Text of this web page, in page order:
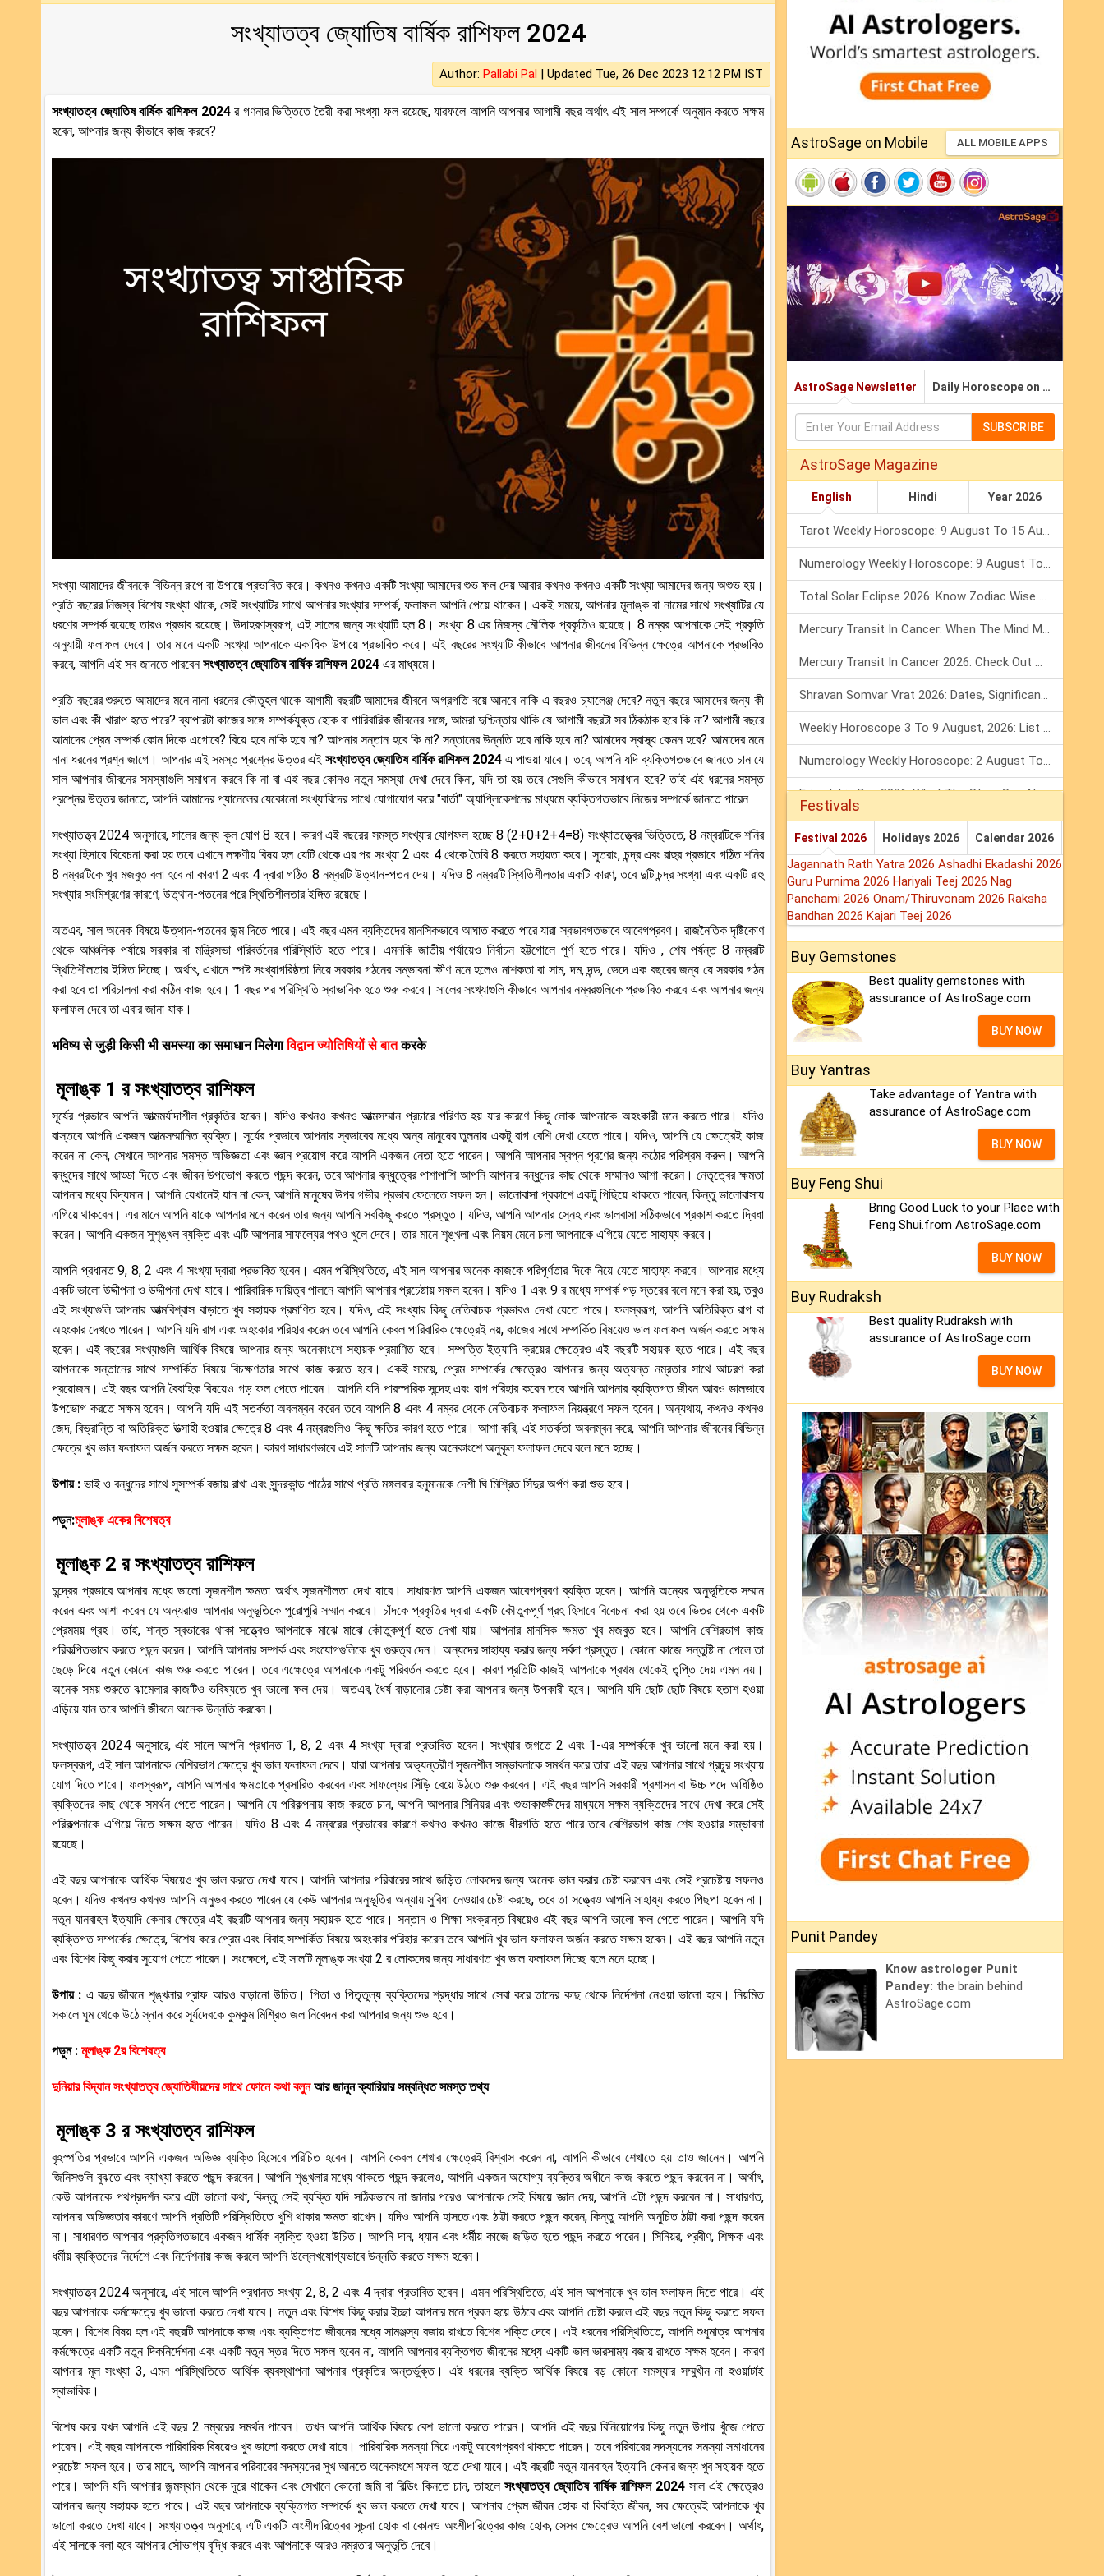
সংখ্যাতত্ব জ্যোতিষ বার্ষিক রাশিফল 2024
Author: Pallabi Pal | Updated Tue, 26 Dec 2023 12:12 PM IST
সংখ্যাতত্ব জ্যোতিষ বার্ষিক রাশিফল 2024র গণনার ভিত্তিতে তৈরী করা সংখ্যা ফল রয়েছে, যারফলে আপনি আপনার আগামী বছর অর্থাৎ এই সাল সম্পর্কে অনুমান করতে সক্ষম
হবেন, আপনার জন্য কীভাবে কাজ করবে?
সংখ্যা আমাদের জীবনকে বিভিন্ন রূপে বা উপায়ে প্রভাবিত করে। কখনও কখনও একটি সংখ্যা আমাদের শুভ ফল দেয় আবার কখনও কখনও একটি সংখ্যা আমাদের জন্য অশুভ হয়।
প্রতি বছরের নিজস্ব বিশেষ সংখ্যা থাকে, সেই সংখ্যাটির সাথে আপনার সংখ্যার সম্পর্ক, ফলাফল আপনি পেয়ে থাকেন। একই সময়ে, আপনার মূলাঙ্ক বা নামের সাথে সংখ্যাটির যে
ধরণের সম্পর্ক রয়েছে তারও প্রভাব রয়েছে। উদাহরণস্বরূপ, এই সালের জন্য সংখ্যাটি হল 8। সংখ্যা 8 এর নিজস্ব মৌলিক প্রকৃতিও রয়েছে। 8 নম্বর আপনাকে সেই প্রকৃতি
অনুযায়ী ফলাফল দেবে। তার মানে একটি সংখ্যা আপনাকে একাধিক উপায়ে প্রভাবিত করে। এই বছরের সংখ্যাটি কীভাবে আপনার জীবনের বিভিন্ন ক্ষেত্রে আপনাকে প্রভাবিত
করবে, আপনি এই সব জানতে পারবেনসংখ্যাতত্ব জ্যোতিষ বার্ষিক রাশিফল 2024 এর মাধ্যমে।
প্রতি বছরের শুরুতে আমাদের মনে নানা ধরনের কৌতূহল থাকে আগামী বছরটি আমাদের জীবনে অগ্রগতি বয়ে আনবে নাকি এ বছরও চ্যালেঞ্জ দেবে? নতুন বছরে আমাদের জন্য কী
ভাল এবং কী খারাপ হতে পারে? ব্যাপারটা কাজের সঙ্গে সম্পর্কযুক্ত হোক বা পারিবারিক জীবনের সঙ্গে, আমরা দুশ্চিন্তায় থাকি যে আগামী বছরটা সব ঠিকঠাক হবে কি না? আগামী বছরে
আমাদের প্রেম সম্পর্ক কোন দিকে এগোবে? বিয়ে হবে নাকি হবে না? আপনার সন্তান হবে কি না? সন্তানের উন্নতি হবে নাকি হবে না? আমাদের স্বাস্থ্য কেমন হবে? আমাদের মনে
নানা ধরনের প্রশ্ন জাগে। আপনার এই সমস্ত প্রশ্নের উত্তর এই সংখ্যাতত্ব জ্যোতিষ বার্ষিক রাশিফল 2024 এ পাওয়া যাবে। তবে, আপনি যদি ব্যক্তিগতভাবে জানতে চান যে
সাল আপনার জীবনের সমস্যাগুলি সমাধান করবে কি না বা এই বছর কোনও নতুন সমস্যা দেখা দেবে কিনা, যদি তা হয় তবে সেগুলি কীভাবে সমাধান হবে? তাই এই ধরনের সমস্ত
প্রশ্নের উত্তর জানতে, আপনি আমাদের প্যানেলের যেকোনো সংখ্যাবিদের সাথে যোগাযোগ করে "বার্তা" অ্যাপ্লিকেশনের মাধ্যমে ব্যক্তিগতভাবে নিজের সম্পর্কে জানতে পারেন
সংখ্যাতত্ত্ব 2024 অনুসারে, সালের জন্য কূল যোগ 8 হবে। কারণ এই বছরের সমস্ত সংখ্যার যোগফল হচ্ছে 8 (2+0+2+4=8) সংখ্যাতত্ত্বের ভিত্তিতে, 8 নম্বরটিকে শনির
সংখ্যা হিসাবে বিবেচনা করা হয় তবে এখানে লক্ষণীয় বিষয় হল যেটি থেকে এর পর সংখ্যা 2 এবং 4 থেকে তৈরি 8 করতে সহায়তা করে। সুতরাং, চন্দ্র এবং রাহুর প্রভাবে গঠিত শনির
8 নম্বরটিকে খুব মজবুত বলা হবে না কারণ 2 এবং 4 দ্বারা গঠিত 8 নম্বরটি উত্থান-পতন দেয়। যদিও 8 নম্বরটি স্থিতিশীলতার একটি কারণ, তবে দুটি চন্দ্র সংখ্যা এবং একটি রাহু
সংখ্যার সংমিশ্রণের কারণে, উত্থান-পতনের পরে স্থিতিশীলতার ইঙ্গিত রয়েছে।
অতএব, সাল অনেক বিষয়ে উত্থান-পতনের জন্ম দিতে পারে। এই বছর এমন ব্যক্তিদের মানসিকভাবে আঘাত করতে পারে যারা স্বভাবগতভাবে আবেগপ্রবণ। রাজনৈতিক দৃষ্টিকোণ
থেকে আঞ্চলিক পর্যায়ে সরকার বা মন্ত্রিসভা পরিবর্তনের পরিস্থিতি হতে পারে। এমনকি জাতীয় পর্যায়েও নির্বাচন হট্টগোলে পূর্ণ হতে পারে। যদিও , শেষ পর্যন্ত 8 নম্বরটি
স্থিতিশীলতার ইঙ্গিত দিচ্ছে। অর্থাৎ, এখানে স্পষ্ট সংখ্যাগরিষ্ঠতা নিয়ে সরকার গঠনের সম্ভাবনা ক্ষীণ মনে হলেও নাশকতা বা সাম, দম, দন্ড, ভেদে এক বছরের জন্য যে সরকার গঠন
করা হবে তা পরিচালনা করা কঠিন কাজ হবে। 1 বছর পর পরিস্থিতি স্বাভাবিক হতে শুরু করবে। সালের সংখ্যাগুলি কীভাবে আপনার নম্বরগুলিকে প্রভাবিত করবে এবং আপনার জন্য
ফলাফল দেবে তা এবার জানা যাক।
भविष्य से जुड़ी किसी भी समस्या का समाधान मिलेगाविद्वान ज्योतिषियों से बातकरके
মূলাঙ্ক 1 রসংখ্যাতত্ব রাশিফল
সূর্যের প্রভাবে আপনি আত্মমর্যাদাশীল প্রকৃতির হবেন। যদিও কখনও কখনও আত্মসম্মান প্রচারে পরিণত হয় যার কারণে কিছু লোক আপনাকে অহংকারী মনে করতে পারে। যদিও
বাস্তবে আপনি একজন আত্মসম্মানিত ব্যক্তি। সূর্যের প্রভাবে আপনার স্বভাবের মধ্যে অন্য মানুষের তুলনায় একটু রাগ বেশি দেখা যেতে পারে। যদিও, আপনি যে ক্ষেত্রেই কাজ
করেন না কেন, সেখানে আপনার সমস্ত অভিজ্ঞতা এবং জ্ঞান প্রয়োগ করে আপনি একজন নেতা হতে পারেন। আপনি আপনার স্বপ্ন পূরণের জন্য কঠোর পরিশ্রম করুন। আপনি
বন্ধুদের সাথে আড্ডা দিতে এবং জীবন উপভোগ করতে পছন্দ করেন, তবে আপনার বন্ধুত্বের পাশাপাশি আপনি আপনার বন্ধুদের কাছ থেকে সম্মানও আশা করেন। নেতৃত্বের ক্ষমতা
আপনার মধ্যে বিদ্যমান। আপনি যেখানেই যান না কেন, আপনি মানুষের উপর গভীর প্রভাব ফেলেতে সফল হন। ভালোবাসা প্রকাশে একটু পিছিয়ে থাকতে পারেন, কিন্তু ভালোবাসায়
এগিয়ে থাকবেন। এর মানে আপনি যাকে আপনার মনে করেন তার জন্য আপনি সবকিছু করতে প্রস্তুত। যদিও, আপনি আপনার স্নেহ এবং ভালবাসা সঠিকভাবে প্রকাশ করতে দ্বিধা
করেন। আপনি একজন সুশৃঙ্খল ব্যক্তি এবং এটি আপনার সাফল্যের পথও খুলে দেবে। তার মানে শৃঙ্খলা এবং নিয়ম মেনে চলা আপনাকে এগিয়ে যেতে সাহায্য করবে।
আপনি প্রধানত 9, 8, 2 এবং 4 সংখ্যা দ্বারা প্রভাবিত হবেন। এমন পরিস্থিতিতে, এই সাল আপনার অনেক কাজকে পরিপূর্ণতার দিকে নিয়ে যেতে সাহায্য করবে। আপনার মধ্যে
একটি ভালো উদ্দীপনা ও উদ্দীপনা দেখা যাবে। পারিবারিক দায়িত্ব পালনে আপনি আপনার প্রচেষ্টায় সফল হবেন। যদিও 1 এবং 9 র মধ্যে সম্পর্ক গড় স্তরের বলে মনে করা হয়, তবুও
এই সংখ্যাগুলি আপনার আত্মবিশ্বাস বাড়াতে খুব সহায়ক প্রমাণিত হবে। যদিও, এই সংখ্যার কিছু নেতিবাচক প্রভাবও দেখা যেতে পারে। ফলস্বরূপ, আপনি অতিরিক্ত রাগ বা
অহংকার দেখতে পারেন। আপনি যদি রাগ এবং অহংকার পরিহার করেন তবে আপনি কেবল পারিবারিক ক্ষেত্রেই নয়, কাজের সাথে সম্পর্কিত বিষয়েও ভাল ফলাফল অর্জন করতে সক্ষম
হবেন। এই বছরের সংখ্যাগুলি আর্থিক বিষয়ে আপনার জন্য অনেকাংশে সহায়ক প্রমাণিত হবে। সম্পত্তি ইত্যাদি ক্রয়ের ক্ষেত্রেও এই বছরটি সহায়ক হতে পারে। এই বছর
আপনাকে সন্তানের সাথে সম্পর্কিত বিষয়ে বিচক্ষণতার সাথে কাজ করতে হবে। একই সময়ে, প্রেম সম্পর্কের ক্ষেত্রেও আপনার জন্য অত্যন্ত নম্রতার সাথে আচরণ করা
প্রয়োজন। এই বছর আপনি বৈবাহিক বিষয়েও গড় ফল পেতে পারেন। আপনি যদি পারস্পরিক সন্দেহ এবং রাগ পরিহার করেন তবে আপনি আপনার ব্যক্তিগত জীবন আরও ভালভাবে
উপভোগ করতে সক্ষম হবেন। আপনি যদি এই সতর্কতা অবলম্বন করেন তবে আপনি 8 এবং 4 নম্বর থেকে নেতিবাচক ফলাফল নিয়ন্ত্রণে সফল হবেন। অন্যথায়, কখনও কখনও
জেদ, বিভ্রান্তি বা অতিরিক্ত উত্সাহী হওয়ার ক্ষেত্রে 8 এবং 4 নম্বরগুলিও কিছু ক্ষতির কারণ হতে পারে। আশা করি, এই সতর্কতা অবলম্বন করে, আপনি আপনার জীবনের বিভিন্ন
ক্ষেত্রে খুব ভাল ফলাফল অর্জন করতে সক্ষম হবেন। কারণ সাধারণভাবে এই সালটি আপনার জন্য অনেকাংশে অনুকূল ফলাফল দেবে বলে মনে হচ্ছে।
উপায় : ভাই ও বন্ধুদের সাথে সুসম্পর্ক বজায় রাখা এবং সুন্দরকান্ড পাঠের সাথে প্রতি মঙ্গলবার হনুমানকে দেশী ঘি মিশ্রিত সিঁদুর অর্পণ করা শুভ হবে।
পড়ুন:মূলাঙ্ক একের বিশেষত্ব
মূলাঙ্ক 2 রসংখ্যাতত্ব রাশিফল
চন্দ্রের প্রভাবে আপনার মধ্যে ভালো সৃজনশীল ক্ষমতা অর্থাৎ সৃজনশীলতা দেখা যাবে। সাধারণত আপনি একজন আবেগপ্রবণ ব্যক্তি হবেন। আপনি অন্যের অনুভূতিকে সম্মান
করেন এবং আশা করেন যে অন্যরাও আপনার অনুভূতিকে পুরোপুরি সম্মান করবে। চাঁদকে প্রকৃতির দ্বারা একটি কৌতুকপূর্ণ গ্রহ হিসাবে বিবেচনা করা হয় তবে ভিতর থেকে একটি
প্রেমময় গ্রহ। তাই, শান্ত স্বভাবের থাকা সত্ত্বেও আপনাকে মাঝে মাঝে কৌতুকপূর্ণ হতে দেখা যায়। আপনার মানসিক ক্ষমতা খুব মজবুত হবে। আপনি বেশিরভাগ কাজ
পরিকল্পিতভাবে করতে পছন্দ করেন। আপনি আপনার সম্পর্ক এবং সংযোগগুলিকে খুব গুরুত্ব দেন। অন্যদের সাহায্য করার জন্য সর্বদা প্রস্তুত। কোনো কাজে সন্তুষ্টি না পেলে তা
ছেড়ে দিয়ে নতুন কোনো কাজ শুরু করতে পারেন। তবে এক্ষেত্রে আপনাকে একটু পরিবর্তন করতে হবে। কারণ প্রতিটি কাজই আপনাকে প্রথম থেকেই তৃপ্তি দেয় এমন নয়।
অনেক সময় শুরুতে ঝামেলার কাজটিও ভবিষ্যতে খুব ভালো ফল দেয়। অতএব, ধৈর্য বাড়ানোর চেষ্টা করা আপনার জন্য উপকারী হবে। আপনি যদি ছোট ছোট বিষয়ে হতাশ হওয়া
এড়িয়ে যান তবে আপনি জীবনে অনেক উন্নতি করবেন।
সংখ্যাতত্ত্ব 2024 অনুসারে, এই সালে আপনি প্রধানত 1, 8, 2 এবং 4 সংখ্যা দ্বারা প্রভাবিত হবেন। সংখ্যার জগতে 2 এবং 1-এর সম্পর্ককে খুব ভালো মনে করা হয়।
ফলস্বরূপ, এই সাল আপনাকে বেশিরভাগ ক্ষেত্রে খুব ভাল ফলাফল দেবে। যারা আপনার অভ্যন্তরীণ সৃজনশীল সম্ভাবনাকে সমর্থন করে তারা এই বছর আপনার সাথে প্রচুর সংখ্যায়
যোগ দিতে পারে। ফলস্বরূপ, আপনি আপনার ক্ষমতাকে প্রসারিত করবেন এবং সাফল্যের সিঁড়ি বেয়ে উঠতে শুরু করবেন। এই বছর আপনি সরকারী প্রশাসন বা উচ্চ পদে অধিষ্ঠিত
ব্যক্তিদের কাছ থেকে সমর্থন পেতে পারেন। আপনি যে পরিকল্পনায় কাজ করতে চান, আপনি আপনার সিনিয়র এবং শুভাকাঙ্ক্ষীদের মাধ্যমে সক্ষম ব্যক্তিদের সাথে দেখা করে সেই
পরিকল্পনাকে এগিয়ে নিতে সক্ষম হতে পারেন। যদিও 8 এবং 4 নম্বরের প্রভাবের কারণে কখনও কখনও কাজে ধীরগতি হতে পারে তবে বেশিরভাগ কাজ শেষ হওয়ার সম্ভাবনা
রয়েছে।
এই বছর আপনাকে আর্থিক বিষয়েও খুব ভাল করতে দেখা যাবে। আপনি আপনার পরিবারের সাথে জড়িত লোকদের জন্য অনেক ভাল করার চেষ্টা করবেন এবং সেই প্রচেষ্টায় সফলও
হবেন। যদিও কখনও কখনও আপনি অনুভব করতে পারেন যে কেউ আপনার অনুভূতির অন্যায় সুবিধা নেওয়ার চেষ্টা করছে, তবে তা সত্ত্বেও আপনি সাহায্য করতে পিছপা হবেন না।
নতুন যানবাহন ইত্যাদি কেনার ক্ষেত্রে এই বছরটি আপনার জন্য সহায়ক হতে পারে। সন্তান ও শিক্ষা সংক্রান্ত বিষয়েও এই বছর আপনি ভালো ফল পেতে পারেন। আপনি যদি
ব্যক্তিগত সম্পর্কের ক্ষেত্রে, বিশেষ করে প্রেম এবং বিবাহ সম্পর্কিত বিষয়ে অহংকার পরিহার করেন তবে আপনি খুব ভাল ফলাফল অর্জন করতে সক্ষম হবেন। এই বছর আপনি নতুন
এবং বিশেষ কিছু করার সুযোগ পেতে পারেন। সংক্ষেপে, এই সালটি মূলাঙ্ক সংখ্যা 2 র লোকদের জন্য সাধারণত খুব ভাল ফলাফল দিচ্ছে বলে মনে হচ্ছে।
উপায় : এ বছর জীবনে শৃঙ্খলার গ্রাফ আরও বাড়ানো উচিত। পিতা ও পিতৃতুল্য ব্যক্তিদের শ্রদ্ধার সাথে সেবা করে তাদের কাছ থেকে নির্দেশনা নেওয়া ভালো হবে। নিয়মিত
সকালে ঘুম থেকে উঠে স্নান করে সূর্যদেবকে কুমকুম মিশ্রিত জল নিবেদন করা আপনার জন্য শুভ হবে।
পড়ুন : মূলাঙ্ক 2র বিশেষত্ব
দুনিয়ার বিদ্যান সংখ্যাতত্ব জ্যোতিষীয়দের সাথে ফোনে কথা বলুনআর জানুন ক্যারিয়ার সম্বন্ধিত সমস্ত তথ্য
মূলাঙ্ক 3 রসংখ্যাতত্ব রাশিফল
বৃহস্পতির প্রভাবে আপনি একজন অভিজ্ঞ ব্যক্তি হিসেবে পরিচিত হবেন। আপনি কেবল শেখার ক্ষেত্রেই বিশ্বাস করেন না, আপনি কীভাবে শেখাতে হয় তাও জানেন। আপনি
জিনিসগুলি বুঝতে এবং ব্যাখ্যা করতে পছন্দ করবেন। আপনি শৃঙ্খলার মধ্যে থাকতে পছন্দ করলেও, আপনি একজন অযোগ্য ব্যক্তির অধীনে কাজ করতে পছন্দ করবেন না। অর্থাৎ,
কেউ আপনাকে পথপ্রদর্শন করে এটা ভালো কথা, কিন্তু সেই ব্যক্তি যদি সঠিকভাবে না জানার পরেও আপনাকে সেই বিষয়ে জ্ঞান দেয়, আপনি এটা পছন্দ করবেন না। সাধারণত,
আপনার অভিজ্ঞতার কারণে আপনি প্রতিটি পরিস্থিতিতে খুশি থাকার ক্ষমতা রাখেন। যদিও আপনি হাসতে এবং ঠাট্টা করতে পছন্দ করেন, কিন্তু আপনি অনুচিত ঠাট্টা করা পছন্দ করেন
না। সাধারণত আপনার প্রকৃতিগতভাবে একজন ধার্মিক ব্যক্তি হওয়া উচিত। আপনি দান, ধ্যান এবং ধর্মীয় কাজে জড়িত হতে পছন্দ করতে পারেন। সিনিয়র, প্রবীণ, শিক্ষক এবং
ধর্মীয় ব্যক্তিদের নির্দেশে এবং নির্দেশনায় কাজ করলে আপনি উল্লেখযোগ্যভাবে উন্নতি করতে সক্ষম হবেন।
সংখ্যাতত্ত্ব 2024 অনুসারে, এই সালে আপনি প্রধানত সংখ্যা 2, 8, 2 এবং 4 দ্বারা প্রভাবিত হবেন। এমন পরিস্থিতিতে, এই সাল আপনাকে খুব ভাল ফলাফল দিতে পারে। এই
বছর আপনাকে কর্মক্ষেত্রে খুব ভালো করতে দেখা যাবে। নতুন এবং বিশেষ কিছু করার ইচ্ছা আপনার মনে প্রবল হয়ে উঠবে এবং আপনি চেষ্টা করলে এই বছর নতুন কিছু করতে সফল
হবেন। বিশেষ বিষয় হল এই বছরটি আপনাকে কাজ এবং ব্যক্তিগত জীবনের মধ্যে সামঞ্জস্য বজায় রাখতে বিশেষ শক্তি দেবে। এই ধরনের পরিস্থিতিতে, আপনি শুধুমাত্র আপনার
কর্মক্ষেত্রে একটি নতুন দিকনির্দেশনা এবং একটি নতুন স্তর দিতে সফল হবেন না, আপনি আপনার ব্যক্তিগত জীবনের মধ্যে একটি ভাল ভারসাম্য বজায় রাখতে সক্ষম হবেন। কারণ
আপনার মূল সংখ্যা 3, এমন পরিস্থিতিতে আর্থিক ব্যবস্থাপনা আপনার প্রকৃতির অন্তর্ভুক্ত। এই ধরনের ব্যক্তি আর্থিক বিষয়ে বড় কোনো সমস্যার সম্মুখীন না হওয়াটাই
স্বাভাবিক।
বিশেষ করে যখন আপনি এই বছর 2 নম্বরের সমর্থন পাবেন। তখন আপনি আর্থিক বিষয়ে বেশ ভালো করতে পারেন। আপনি এই বছর বিনিয়োগের কিছু নতুন উপায় খুঁজে পেতে
পারেন। এই বছর আপনাকে পারিবারিক বিষয়েও খুব ভালো করতে দেখা যাবে। পারিবারিক সমস্যা নিয়ে একটু আবেগপ্রবণ থাকতে পারেন। তবে পরিবারের সদস্যদের সমস্যা সমাধানের
প্রচেষ্টা সফল হবে। তার মানে, আপনি আপনার পরিবারের সদস্যদের সুখ আনতে অনেকাংশে সফল হতে দেখা যাবে। এই বছরটি নতুন যানবাহন ইত্যাদি কেনার জন্য খুব সহায়ক হতে
পারে। আপনি যদি আপনার জন্মস্থান থেকে দূরে থাকেন এবং সেখানে কোনো জমি বা বিল্ডিং কিনতে চান, তাহলেসংখ্যাতত্ব জ্যোতিষ বার্ষিক রাশিফল 2024সাল এই ক্ষেত্রেও
আপনার জন্য সহায়ক হতে পারে। এই বছর আপনাকে ব্যক্তিগত সম্পর্কে খুব ভাল করতে দেখা যাবে। আপনার প্রেম জীবন হোক বা বিবাহিত জীবন, সব ক্ষেত্রেই আপনাকে খুব
ভালো করতে দেখা যাবে। সংখ্যাতত্ত্ব অনুসারে, এটি একটি অংশীদারিত্বের সূচনা হোক বা কোনও অংশীদারিত্বের কাজ হোক, সেসব ক্ষেত্রেও আপনি বেশ ভালো করবেন। অর্থাৎ,
এই সালকে বলা হবে আপনার সৌভাগ্য বৃদ্ধি করবে এবং আপনাকে আরও নম্রতার অনুভূতি দেবে।
AstroSage on Mobile ALL MOBILE APPS
AstroSage Newsletter Daily Horoscope on Email
SUBSCRIBE
AstroSage Magazine
English Hindi Year 2026
Tarot Weekly Horoscope: 9 August To 15 August, 2026
Numerology Weekly Horoscope: 9 August To 15 August, 2026
Total Solar Eclipse 2026: Know Zodiac Wise Prediction
Mercury Transit In Cancer: When The Mind Meets The Heart!
Mercury Transit In Cancer 2026: Check Out What It Brings For You
Shravan Somvar Vrat 2026: Dates, Significance & Rituals In August
Weekly Horoscope 3 To 9 August, 2026: List Of Fasts & Festivals
Numerology Weekly Horoscope: 2 August To 8 August, 2026
Friendship Day 2026: What The Stars Say About Your Best Friend!
Festivals
Festival 2026 Holidays 2026 Calendar 2026
Jagannath Rath Yatra 2026 Ashadhi Ekadashi 2026
Guru Purnima 2026 Hariyali Teej 2026 Nag
Panchami 2026 Onam/Thiruvonam 2026 Raksha
Bandhan 2026 Kajari Teej 2026
Buy Gemstones
Best quality gemstones with
assurance of AstroSage.com
BUY NOW
Buy Yantras
Take advantage of Yantra with
assurance of AstroSage.com
BUY NOW
Buy Feng Shui
Bring Good Luck to your Place with
Feng Shui.from AstroSage.com
BUY NOW
Buy Rudraksh
Best quality Rudraksh with
assurance of AstroSage.com
BUY NOW
Punit Pandey
Know astrologer Punit
Pandey: the brain behind
AstroSage.com